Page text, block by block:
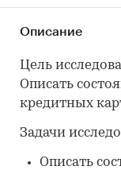
Описание
Цель
Описать
кредитных
Задачи
Описать